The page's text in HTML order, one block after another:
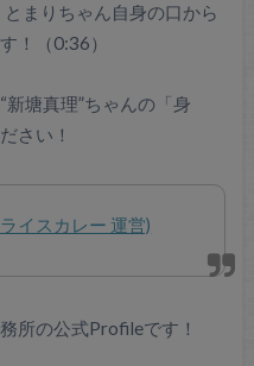
とまりちゃん自身の口から
！（0:36）
塘真理”ちゃんの「身
さい！
イスカレー 運営)
所の公式Profileです！